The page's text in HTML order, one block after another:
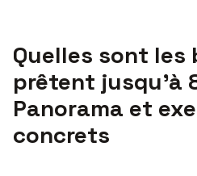
Quelles sont les
prêtent jusqu’à
Panorama et
concrets